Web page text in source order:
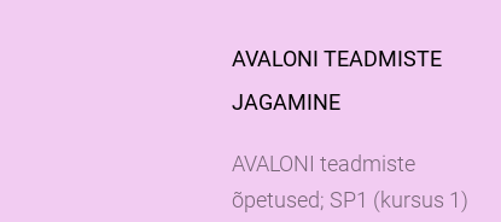
AVALONI TEADMISTE
JAGAMINE
AVALONI teadmiste
õpetused; SP1 (kursus 1)